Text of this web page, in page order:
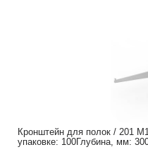
Кронштейн для полок / 201
упаковке: 100Глубина, мм: